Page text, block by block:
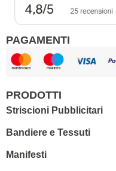
PAGAMENTI
PRODOTTI
Striscioni Pubblicitari
Bandiere e Tessuti
Manifesti